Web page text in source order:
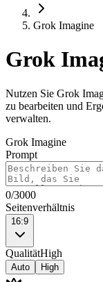
Grok Imagine
Grok
Nutzen Sie Grok
zu bearbeiten und
verwalten.
Grok Imagine
Prompt
0/3000
Seitenverhältnis
16:9
QualitätHigh
Auto High